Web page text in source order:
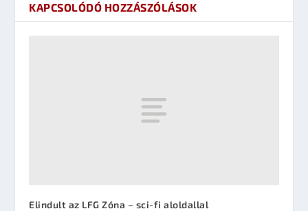
KAPCSOLÓDÓ HOZZÁSZÓLÁSOK
Elindult az LFG Zóna – sci-fi aloldallal